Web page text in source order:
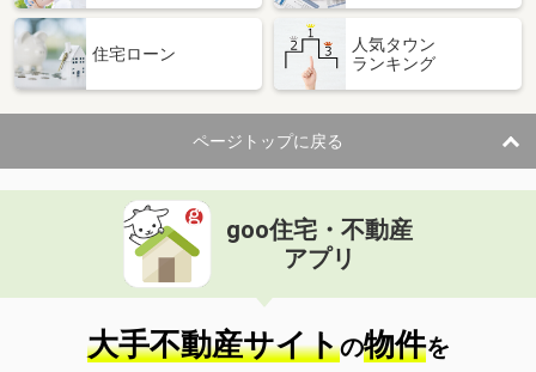
住宅ローン
人気タウン
ランキング
ページトップに戻る
goo住宅・不動産
アプリ
大手不動産サイトの物件を